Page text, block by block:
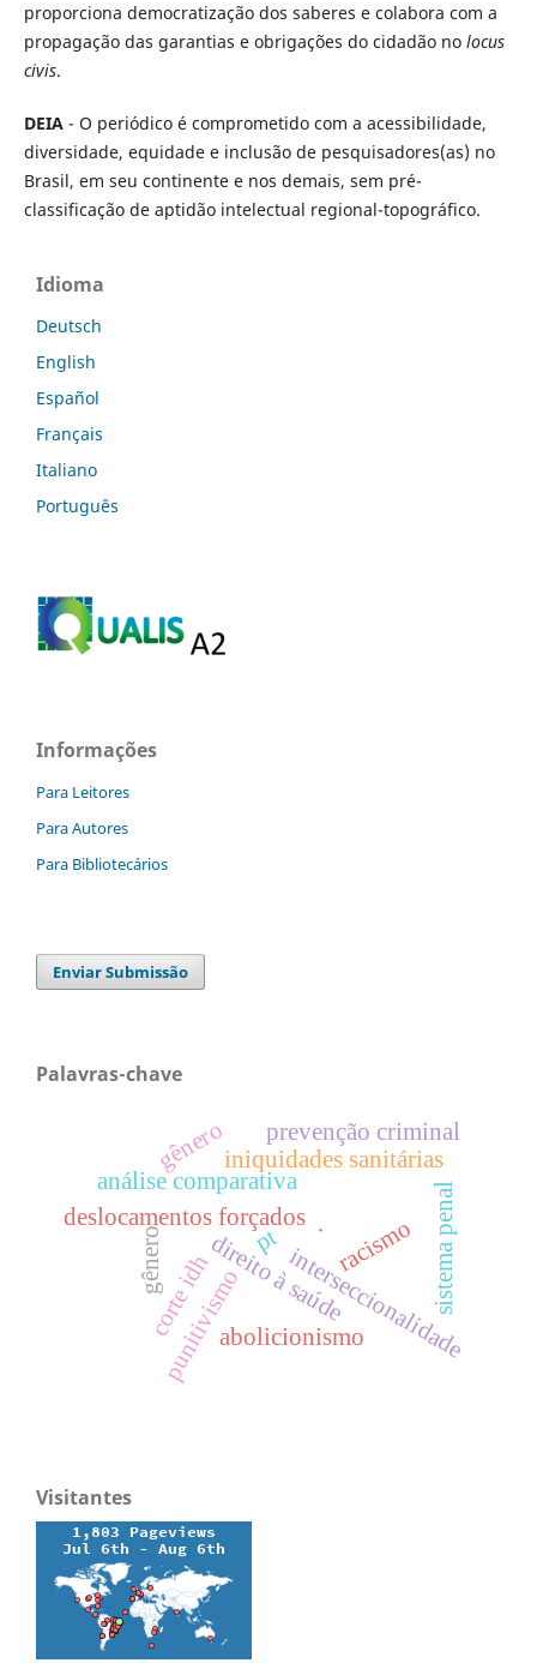
proporciona democratização dos saberes e colabora com a
propagação das garantias e obrigações do cidadão no locus
civis.
DEIA - O periódico é comprometido com a acessibilidade,
diversidade, equidade e inclusão de pesquisadores(as) no
Brasil, em seu continente e nos demais, sem pré-
classificação de aptidão intelectual regional-topográfico.
Idioma
Deutsch
English
Español
Français
Italiano
Português
Informações
Para Leitores
Para Autores
Para Bibliotecários
Enviar Submissão
Palavras-chave
análise comparativa
deslocamentos forçados
direito à saúde
gênero
iniquidades sanitárias
pt .
punitivismo interseccionalidade
gênero
racismo sistema penal
prevenção criminal
abolicionismo
corte idh
Visitantes